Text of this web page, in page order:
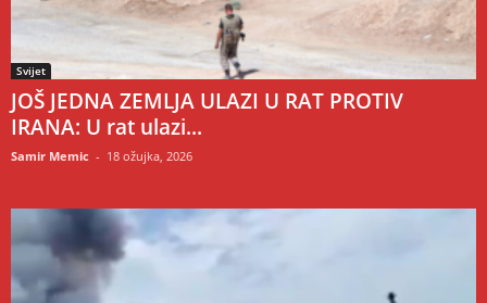
Svijet
JOŠ JEDNA ZEMLJA ULAZI U RAT PROTIV
IRANA: U rat ulazi...
Samir Memic - 18 ožujka, 2026